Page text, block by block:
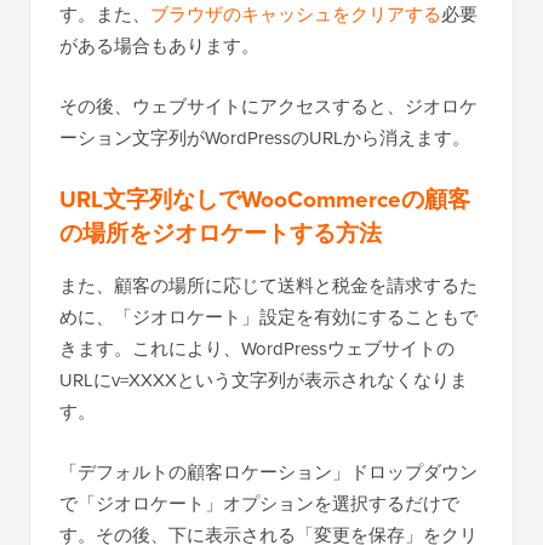
す。また、 ブラウザのキャッシュをクリアする必要
がある場合もあります。
その後、ウェブサイトにアクセスすると、ジオロケ
ーション文字列がWordPressのURLから消えます。
URL文字列なしでWooCommerceの顧客
の場所をジオロケートする方法
また、顧客の場所に応じて送料と税金を請求するた
めに、「ジオロケート」設定を有効にすることもで
きます。これにより、WordPressウェブサイトの
URLにv=XXXXという文字列が表示されなくなりま
す。
「デフォルトの顧客ロケーション」ドロップダウン
で「ジオロケート」オプションを選択するだけで
す。その後、下に表示される「変更を保存」をクリ